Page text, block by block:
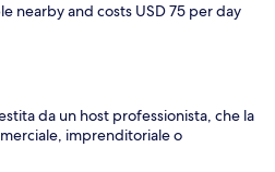
nearby and costs USD 75 per day
da un host professionista, che la
imprenditoriale o